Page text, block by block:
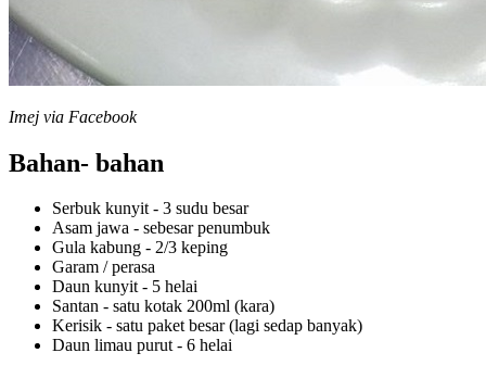
Imej via Facebook
Bahan- bahan
Serbuk kunyit - 3 sudu besar
Asam jawa - sebesar penumbuk
Gula kabung - 2/3 keping
Garam / perasa
Daun kunyit - 5 helai
Santan - satu kotak 200ml (kara)
Kerisik - satu paket besar (lagi sedap banyak)
Daun limau purut - 6 helai